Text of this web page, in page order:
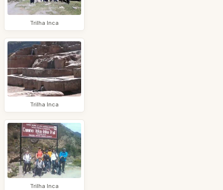
Trilha Inca
Trilha Inca
Trilha Inca